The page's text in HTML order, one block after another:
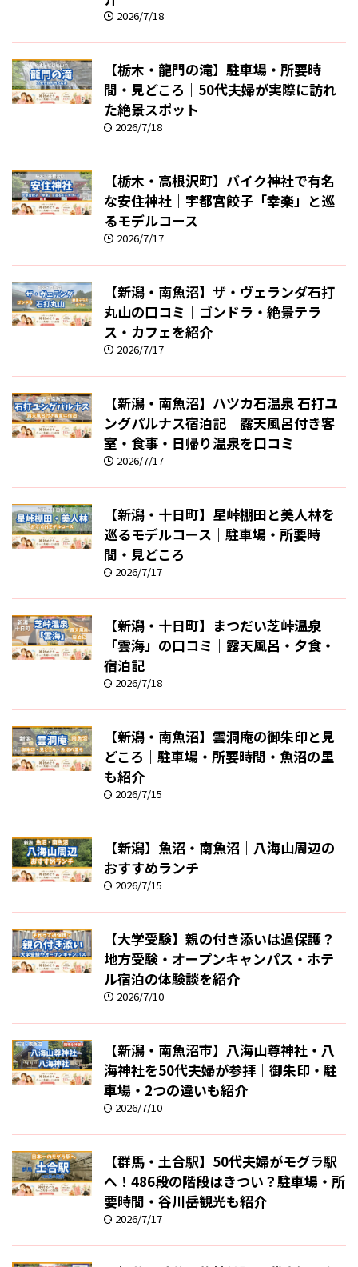
2026/7/18
【栃木・龍門の滝】駐車場・所要時
間・見どころ｜50代夫婦が実際に訪れ
た絶景スポット
2026/7/18
【栃木・高根沢町】バイク神社で有名
な安住神社｜宇都宮餃子「幸楽」と巡
るモデルコース
2026/7/17
【新潟・南魚沼】ザ・ヴェランダ石打
丸山の口コミ｜ゴンドラ・絶景テラ
ス・カフェを紹介
2026/7/17
【新潟・南魚沼】ハツカ石温泉 石打ユ
ングパルナス宿泊記｜露天風呂付き客
室・食事・日帰り温泉を口コミ
2026/7/17
【新潟・十日町】星峠棚田と美人林を
巡るモデルコース｜駐車場・所要時
間・見どころ
2026/7/17
【新潟・十日町】まつだい芝峠温泉
「雲海」の口コミ｜露天風呂・夕食・
宿泊記
2026/7/18
【新潟・南魚沼】雲洞庵の御朱印と見
どころ｜駐車場・所要時間・魚沼の里
も紹介
2026/7/15
【新潟】魚沼・南魚沼｜八海山周辺の
おすすめランチ
2026/7/15
【大学受験】親の付き添いは過保護？
地方受験・オープンキャンパス・ホテ
ル宿泊の体験談を紹介
2026/7/10
【新潟・南魚沼市】八海山尊神社・八
海神社を50代夫婦が参拝｜御朱印・駐
車場・2つの違いも紹介
2026/7/10
【群馬・土合駅】50代夫婦がモグラ駅
へ！486段の階段はきつい？駐車場・所
要時間・谷川岳観光も紹介
2026/7/17